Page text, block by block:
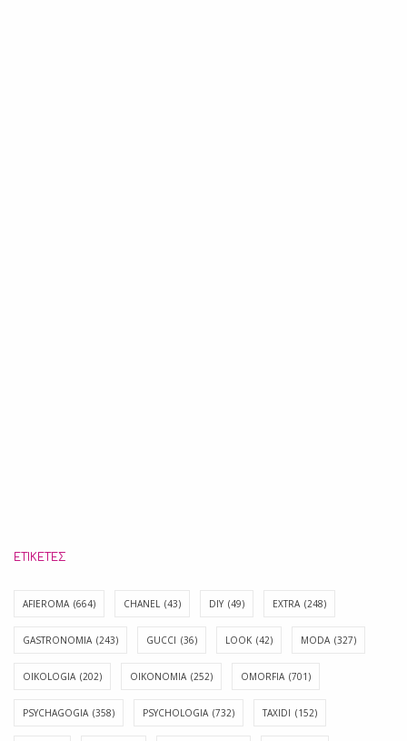
ΕΤΙΚΈΤΕΣ
AFIEROMA (664) CHANEL (43) DIY (49) EXTRA (248)
GASTRONOMIA (243) GUCCI (36) LOOK (42) MODA (327)
OIKOLOGIA (202) OIKONOMIA (252) OMORFIA (701)
PSYCHAGOGIA (358) PSYCHOLOGIA (732) TAXIDI (152)